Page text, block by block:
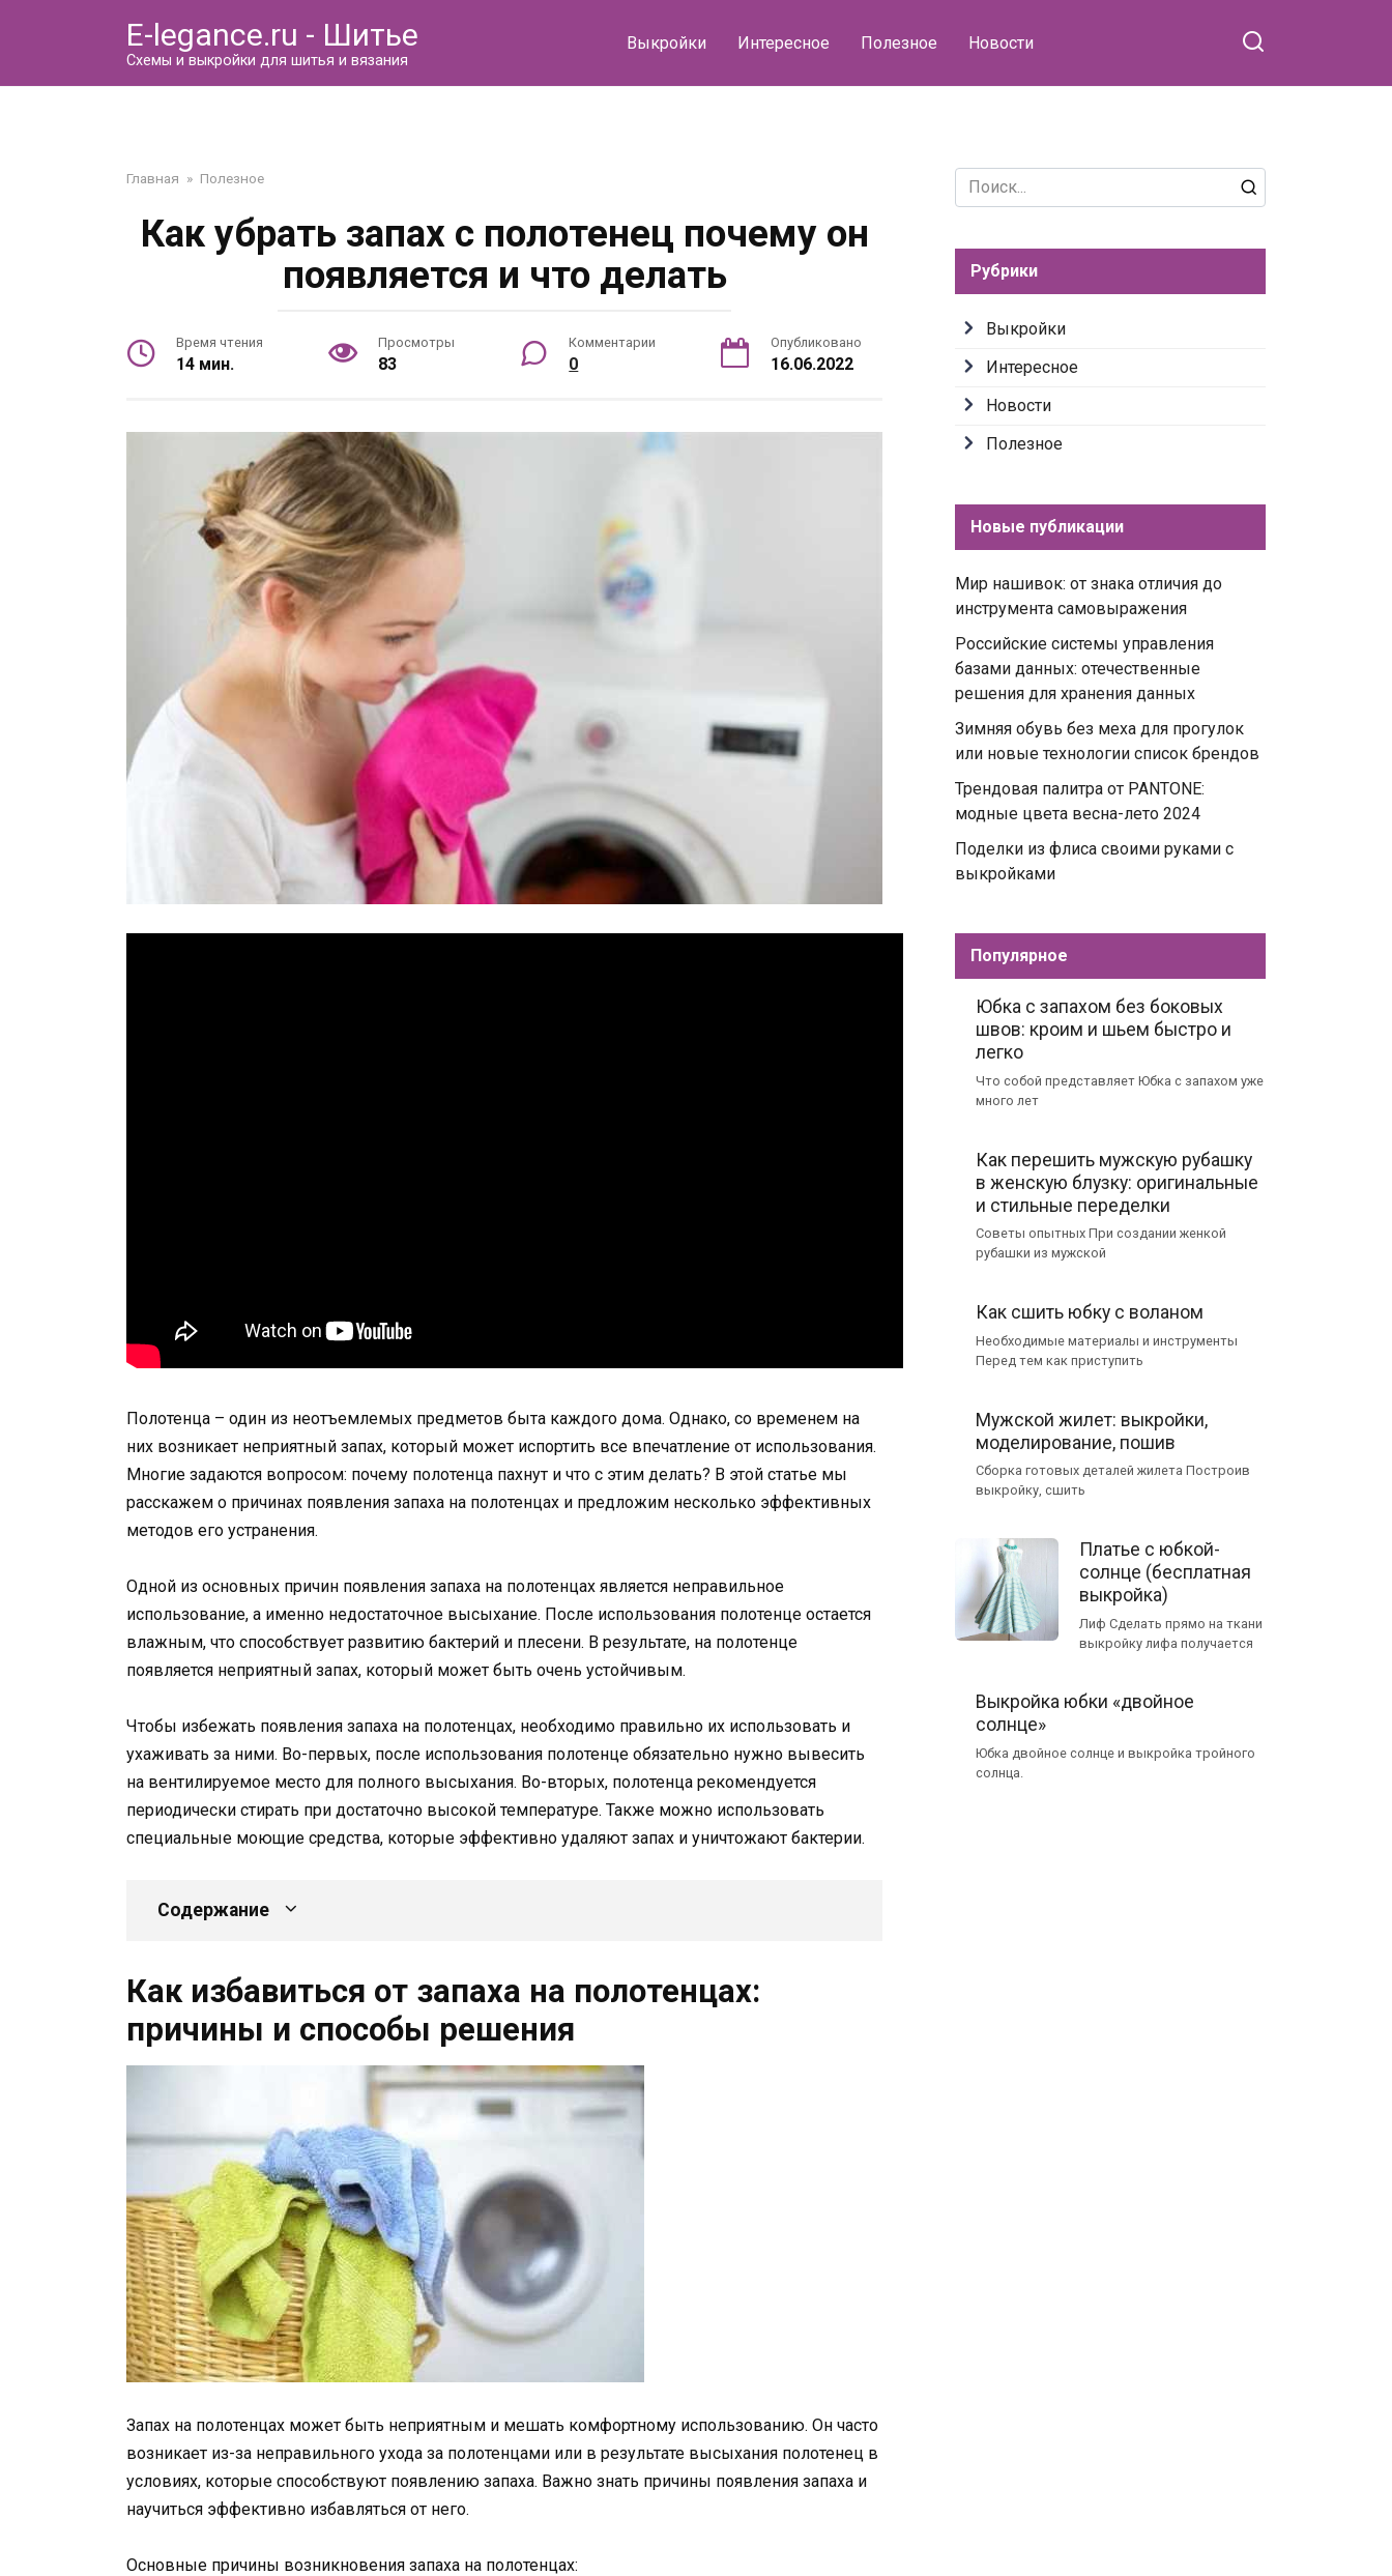
E-legance.ru - Шитье
Схемы и выкройки для шитья и вязания
Выкройки Интересное Полезное Новости
Главная » Полезное
Как убрать запах с полотенец почему он
появляется и что делать
Время чтения
14 мин.
Просмотры
83
Комментарии
0
Опубликовано
16.06.2022
Полотенца – один из неотъемлемых предметов быта каждого дома. Однако, со временем на
них возникает неприятный запах, который может испортить все впечатление от использования.
Многие задаются вопросом: почему полотенца пахнут и что с этим делать? В этой статье мы
расскажем о причинах появления запаха на полотенцах и предложим несколько эффективных
методов его устранения.
Одной из основных причин появления запаха на полотенцах является неправильное
использование, а именно недостаточное высыхание. После использования полотенце остается
влажным, что способствует развитию бактерий и плесени. В результате, на полотенце
появляется неприятный запах, который может быть очень устойчивым.
Чтобы избежать появления запаха на полотенцах, необходимо правильно их использовать и
ухаживать за ними. Во-первых, после использования полотенце обязательно нужно вывесить
на вентилируемое место для полного высыхания. Во-вторых, полотенца рекомендуется
периодически стирать при достаточно высокой температуре. Также можно использовать
специальные моющие средства, которые эффективно удаляют запах и уничтожают бактерии.
Содержание
Как избавиться от запаха на полотенцах:
причины и способы решения
Запах на полотенцах может быть неприятным и мешать комфортному использованию. Он часто
возникает из-за неправильного ухода за полотенцами или в результате высыхания полотенец в
условиях, которые способствуют появлению запаха. Важно знать причины появления запаха и
научиться эффективно избавляться от него.
Основные причины возникновения запаха на полотенцах:
Search
for:
Рубрики
Выкройки
Интересное
Новости
Полезное
Новые публикации
Мир нашивок: от знака отличия до
инструмента самовыражения
Российские системы управления
базами данных: отечественные
решения для хранения данных
Зимняя обувь без меха для прогулок
или новые технологии список брендов
Трендовая палитра от PANTONE:
модные цвета весна-лето 2024
Поделки из флиса своими руками с
выкройками
Популярное
Юбка с запахом без боковых
швов: кроим и шьем быстро и
легко
Что собой представляет Юбка с запахом уже
много лет
Как перешить мужскую рубашку
в женскую блузку: оригинальные
и стильные переделки
Советы опытных При создании женкой
рубашки из мужской
Как сшить юбку с воланом
Необходимые материалы и инструменты
Перед тем как приступить
Мужской жилет: выкройки,
моделирование, пошив
Сборка готовых деталей жилета Построив
выкройку, сшить
Платье с юбкой-
солнце (бесплатная
выкройка)
Лиф Сделать прямо на ткани
выкройку лифа получается
Выкройка юбки «двойное
солнце»
Юбка двойное солнце и выкройка тройного
солнца.